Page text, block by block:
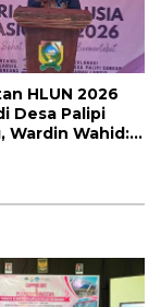
HLUN 2026
Desa Palipi
Wardin Wahid: